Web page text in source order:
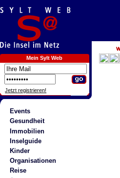
Mein Sylt Web
Jetzt registrieren!
Events
Gesundheit
Immobilien
Inselguide
Kinder
Organisationen
Reise